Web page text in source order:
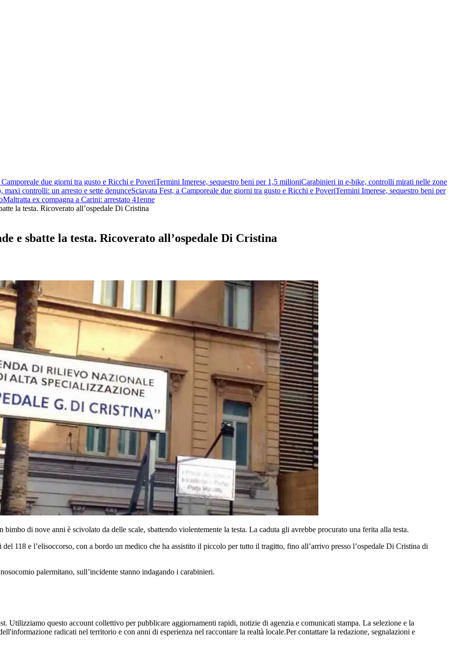
Camporeale due giorni tra gusto e Ricchi e PoveriTermini Imerese, sequestro beni per 1,5 milioniCarabinieri in e-bike, controlli mirati nelle zone
maxi controlli: un arresto e sette denunceSciavata Fest, a Camporeale due giorni tra gusto e Ricchi e PoveriTermini Imerese, sequestro beni per
Maltratta ex compagna a Carini: arrestato 41enne
la testa. Ricoverato all’ospedale Di Cristina
e sbatte la testa. Ricoverato all’ospedale Di Cristina
di nove anni è scivolato da delle scale, sbattendo violentemente la testa. La caduta gli avrebbe procurato una ferita alla testa.
118 e l’elisoccorso, con a bordo un medico che ha assistito il piccolo per tutto il tragitto, fino all’arrivo presso l’ospedale Di Cristina di
palermitano, sull’incidente stanno indagando i carabinieri.
Utilizziamo questo account collettivo per pubblicare aggiornamenti rapidi, notizie di agenzia e comunicati stampa. La selezione e la
radicati nel territorio e con anni di esperienza nel raccontare la realtà locale.Per contattare la redazione, segnalazioni e